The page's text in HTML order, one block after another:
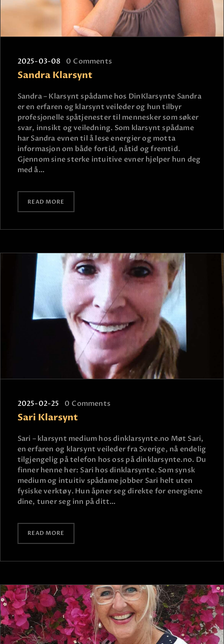
2025-03-08 0 Comments
Sandra Klarsynt
Sandra – Klarsynt spådame hos DinKlarsynte Sandra
er en erfaren og klarsynt veileder og hun tilbyr
profesjonelle spåtjenester til mennesker som søker
svar, innsikt og veiledning. Som klarsynt spådame
har Sandra evnen til å lese energier og motta
informasjon om både fortid, nåtid og fremtid.
Gjennom sine sterke intuitive evner hjelper hun deg
med å…
READ MORE
2025-02-25 0 Comments
Sari Klarsynt
Sari – klarsynt medium hos dinklarsynte.no Møt Sari,
en erfaren og klarsynt veileder fra Sverige, nå endelig
tilgjengelig på telefon hos oss på dinklarsynte.no. Du
finner henne her: Sari hos dinklarsynte. Som synsk
medium og intuitiv spådame jobber Sari helt uten
fysiske verktøy. Hun åpner seg direkte for energiene
dine, tuner seg inn på ditt…
READ MORE